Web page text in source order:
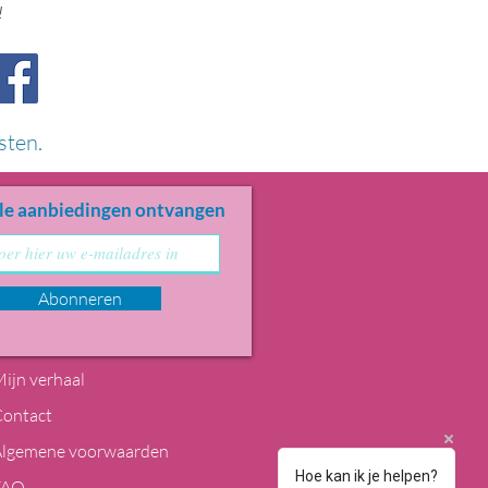
aanbiedingen ontvangen
Abonneren
verhaal
voorwaarden
Hoe kan ik je helpen?